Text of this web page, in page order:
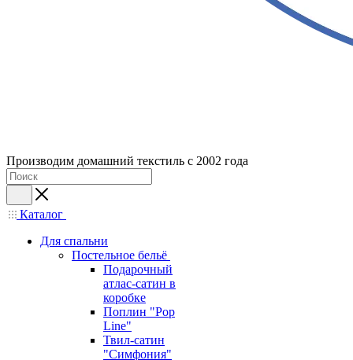
Производим домашний текстиль с 2002 года
Каталог
Для спальни
Постельное бельё
Подарочный
атлас-сатин в
коробке
Поплин "Pop
Line"
Твил-сатин
"Симфония"